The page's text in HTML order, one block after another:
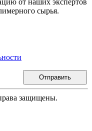
от наших экспертов
сырья.
Отправить
защищены.